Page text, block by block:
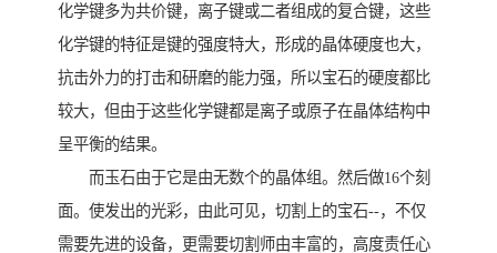
化学键多为共价键，离子键或二者组成的复合键，这些
化学键的特征是键的强度特大，形成的晶体硬度也大，
抗击外力的打击和研磨的能力强，所以宝石的硬度都比
较大，但由于这些化学键都是离子或原子在晶体结构中
呈平衡的结果。
而玉石由于它是由无数个的晶体组。然后做16个刻
面。使发出的光彩，由此可见，切割上的宝石--，不仅
需要先进的设备，更需要切割师由丰富的，高度责任心